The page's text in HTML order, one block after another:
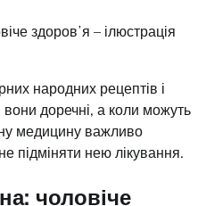
народних рецептів і
доречні, а коли можуть
медицину важливо
підміняти нею лікування.
чоловіче